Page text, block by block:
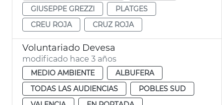
GIUSEPPE GREZZI
PLATGES
CREU ROJA
CRUZ ROJA
Voluntariado Devesa
modificado hace 3 años
MEDIO AMBIENTE
ALBUFERA
TODAS LAS AUDIENCIAS
POBLES SUD